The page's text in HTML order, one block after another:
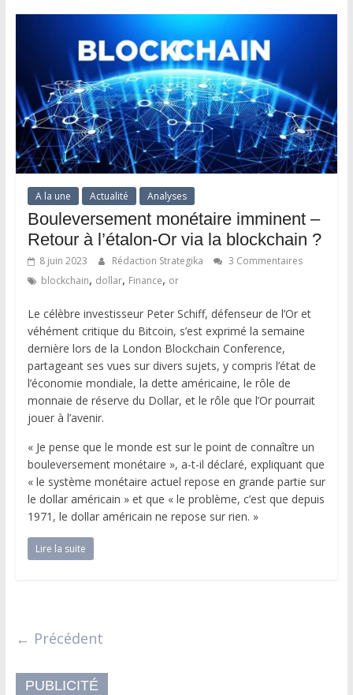
A la une Actualité Analyses
Bouleversement monétaire imminent –
Retour à l’étalon-Or via la blockchain ?
8 juin 2023 Rédaction Strategika
3 Commentaires
blockchain, dollar, Finance, or
Le célèbre investisseur Peter Schiff, défenseur de l’Or et
véhément critique du Bitcoin, s’est exprimé la semaine
dernière lors de la London Blockchain Conference,
partageant ses vues sur divers sujets, y compris l’état de
l’économie mondiale, la dette américaine, le rôle de
monnaie de réserve du Dollar, et le rôle que l’Or pourrait
jouer à l’avenir.
« Je pense que le monde est sur le point de connaître un
bouleversement monétaire », a-t-il déclaré, expliquant que
« le système monétaire actuel repose en grande partie sur
le dollar américain » et que « le problème, c’est que depuis
1971, le dollar américain ne repose sur rien. »
Lire la suite
← Précédent
PUBLICITÉ